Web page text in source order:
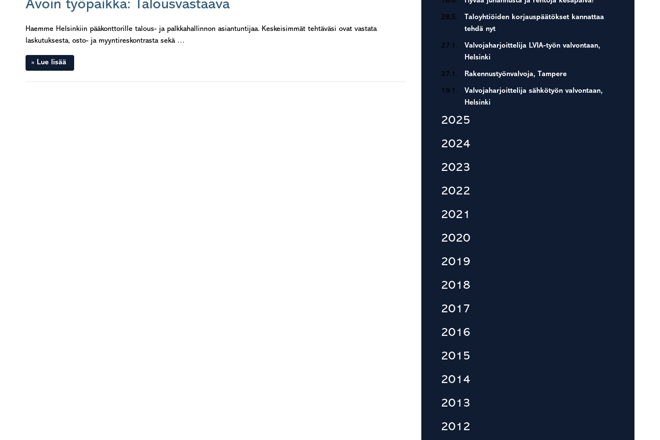
Avoin työpaikka: Talousvastaava
Haemme Helsinkiin pääkonttorille talous- ja palkkahallinnon asiantuntijaa. Keskeisimmät tehtäväsi ovat vastata
laskutuksesta, osto- ja myyntireskontrasta sekä …
Lue lisää
28.5.
Taloyhtiöiden korjauspäätökset kannattaa
tehdä nyt
27.1.
Valvojaharjoittelija LVIA-työn valvontaan,
Helsinki
27.1. Rakennustyönvalvoja, Tampere
19.1.
Valvojaharjoittelija sähkötyön valvontaan,
Helsinki
2025
2024
2023
2022
2021
2020
2019
2018
2017
2016
2015
2014
2013
2012